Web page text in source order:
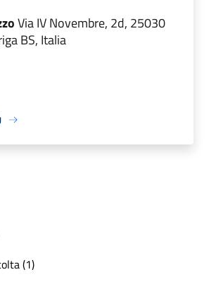
Via IV Novembre, 2d, 25030
BS, Italia
(1)